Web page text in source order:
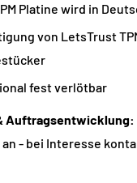
Platine wird in
von LetsTrust
fest verlötbar
Auftragsentwicklung:
an - bei Interesse